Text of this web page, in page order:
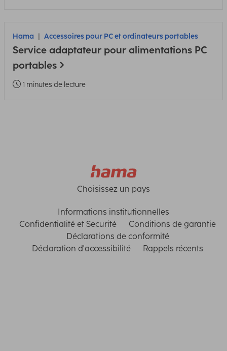
Hama Accessoires pour PC et ordinateurs portables
Service adaptateur pour alimentations PC
portables
1 minutes de lecture
Choisissez un pays
Informations institutionnelles
Confidentialité et Securité
Conditions de garantie
Déclarations de conformité
Déclaration d'accessibilité
Rappels récents